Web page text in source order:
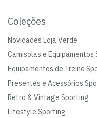
Coleções
Novidades Loja Verde
Camisolas e Equipamentos
Equipamentos de Treino
Presentes e Acessórios
Retro & Vintage Sporting
Lifestyle Sporting